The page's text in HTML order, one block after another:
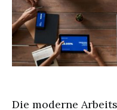
Die moderne